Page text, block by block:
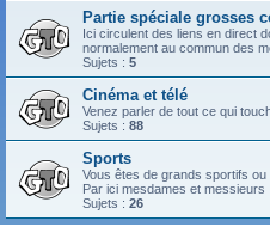
Partie spéciale grosses
Ici circulent des liens en direct
normalement au commun des
Sujets : 5
Cinéma et télé
Venez parler de tout ce qui
Sujets : 88
Sports
Vous êtes de grands sportifs
Par ici mesdames et messieurs !
Sujets : 26